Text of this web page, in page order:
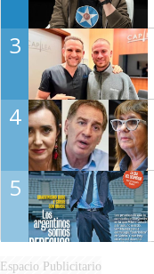
3
4
5
Espacio Publicitario